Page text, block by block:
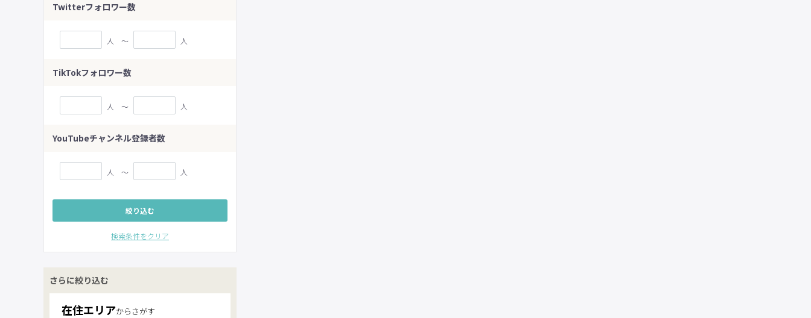
Twitterフォロワー数
人 〜 人
TikTokフォロワー数
人 〜 人
YouTubeチャンネル登録者数
人 〜 人
絞り込む
検索条件をクリア
さらに絞り込む
在住エリアからさがす